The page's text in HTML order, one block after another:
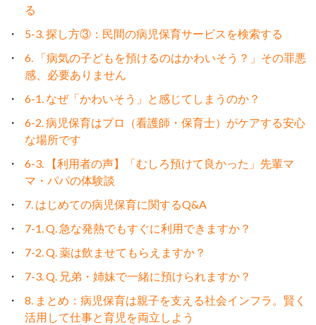
る
5-3. 探し方③：民間の病児保育サービスを検索する
6. 「病気の子どもを預けるのはかわいそう？」その罪悪
感、必要ありません
6-1. なぜ「かわいそう」と感じてしまうのか？
6-2. 病児保育はプロ（看護師・保育士）がケアする安心
な場所です
6-3. 【利用者の声】「むしろ預けて良かった」先輩マ
マ・パパの体験談
7. はじめての病児保育に関するQ&A
7-1. Q. 急な発熱でもすぐに利用できますか？
7-2. Q. 薬は飲ませてもらえますか？
7-3. Q. 兄弟・姉妹で一緒に預けられますか？
8. まとめ：病児保育は親子を支える社会インフラ。賢く
活用して仕事と育児を両立しよう